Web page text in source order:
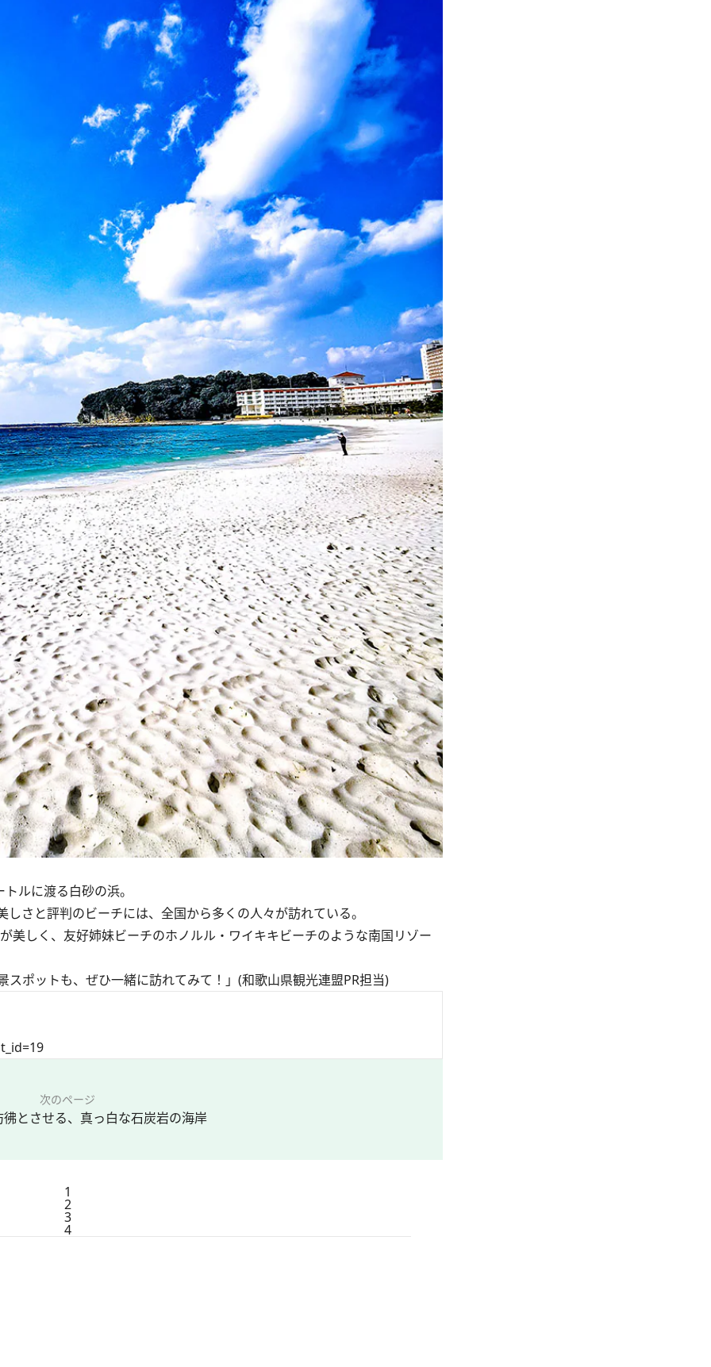
ルに渡る白砂の浜。
さと評判のビーチには、全国から多くの人々が訪れている。
しく、友好姉妹ビーチのホノルル・ワイキキビーチのような南国リゾー
ポットも、ぜひ一緒に訪れてみて！」(和歌山県観光連盟PR担当)
次のページ
とさせる、真っ白な石炭岩の海岸
1
2
3
4